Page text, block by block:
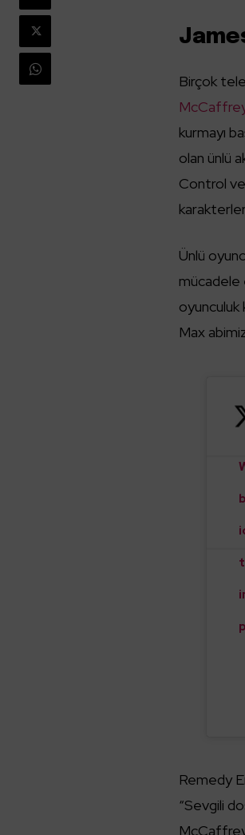
Birçok
kurmayı
olan ünlü
Control ve
Ünlü
mücadele
oyunculuk
Max
Remedy
“Sevgili